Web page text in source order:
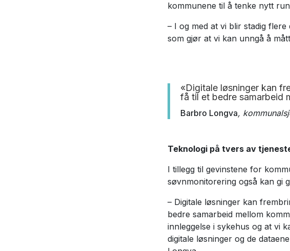
kommunene til å tenke nytt
– I og med at vi blir stadig
som gjør at vi kan unngå å
«Digitale løsninger kan
få til et bedre samarbeid
Barbro Longva,
Teknologi på tvers av
I tillegg til gevinstene for
søvnmonitorering også kan gi
– Digitale løsninger kan
bedre samarbeid mellom
innleggelse i sykehus og at vi
digitale løsninger og de